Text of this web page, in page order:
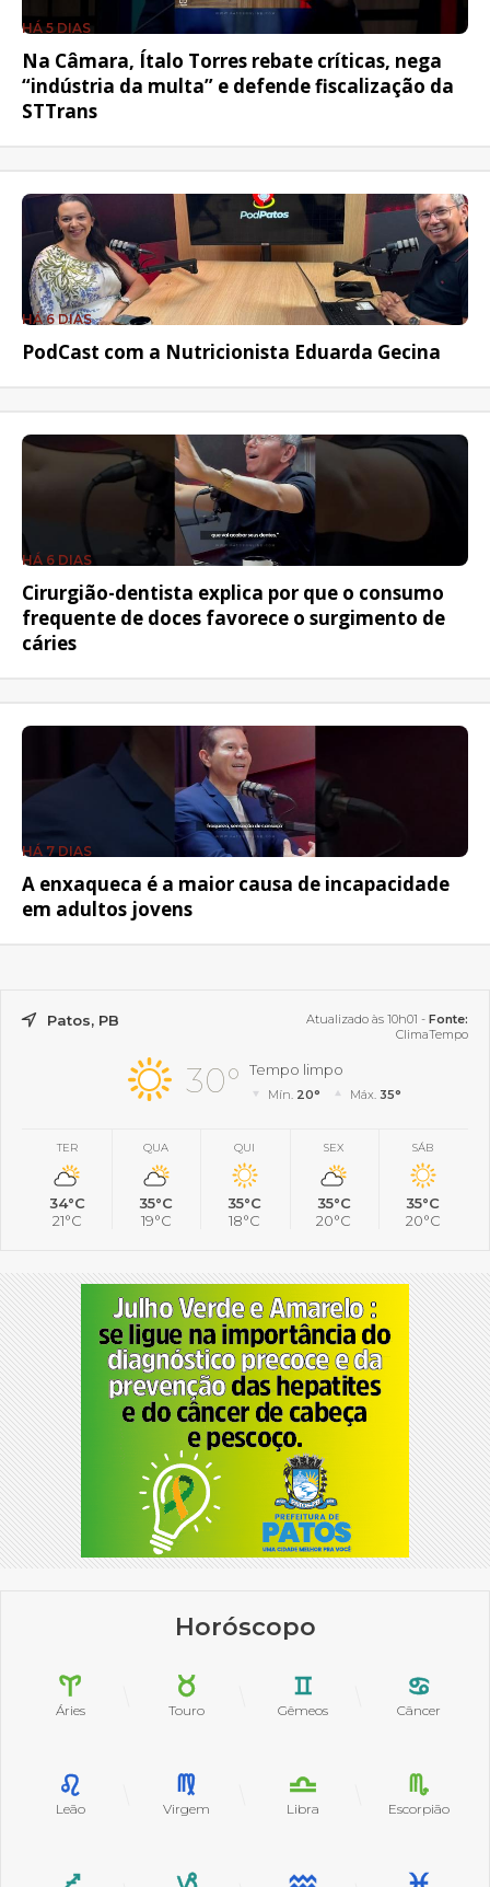
HÁ 5 DIAS
Na Câmara, Ítalo Torres rebate críticas, nega
“indústria da multa” e defende fiscalização da
STTrans
HÁ 6 DIAS
PodCast com a Nutricionista Eduarda Gecina
HÁ 6 DIAS
Cirurgião-dentista explica por que o consumo
frequente de doces favorece o surgimento de
cáries
HÁ 7 DIAS
A enxaqueca é a maior causa de incapacidade
em adultos jovens
Patos, PB Atualizado às 10h01 - Fonte:
ClimaTempo
30° Tempo limpo
Mín. 20° Máx. 35°
TER
34°C
21°C
QUA
35°C
19°C
QUI
35°C
18°C
SEX
35°C
20°C
SÁB
35°C
20°C
Horóscopo
Áries Touro Gêmeos Câncer
Leão Virgem Libra Escorpião